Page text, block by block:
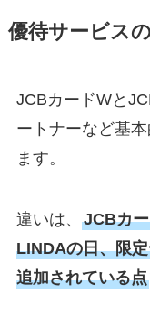
優待サービス
JCBカードWと
ートナーなど基
ます。
違いは、 JCBカ
LINDAの日、限
追加されている点